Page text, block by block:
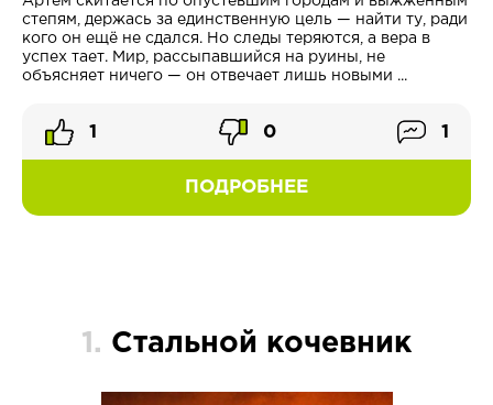
степям, держась за единственную цель — найти ту, ради
кого он ещё не сдался. Но следы теряются, а вера в
успех тает. Мир, рассыпавшийся на руины, не
объясняет ничего — он отвечает лишь новыми ...
ПОДРОБНЕЕ
1 0 1
1. Стальной кочевник